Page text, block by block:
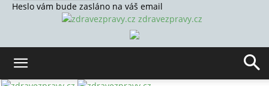
Heslo vám bude zasláno na váš email
zdravezpravy.cz